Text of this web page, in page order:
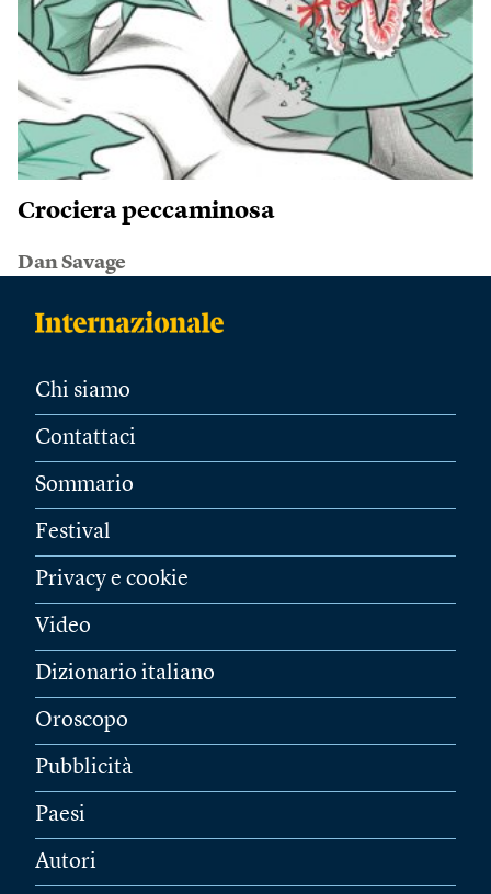
Crociera peccaminosa
Dan Savage
Chi siamo
Contattaci
Sommario
Festival
Privacy e cookie
Video
Dizionario italiano
Oroscopo
Pubblicità
Paesi
Autori